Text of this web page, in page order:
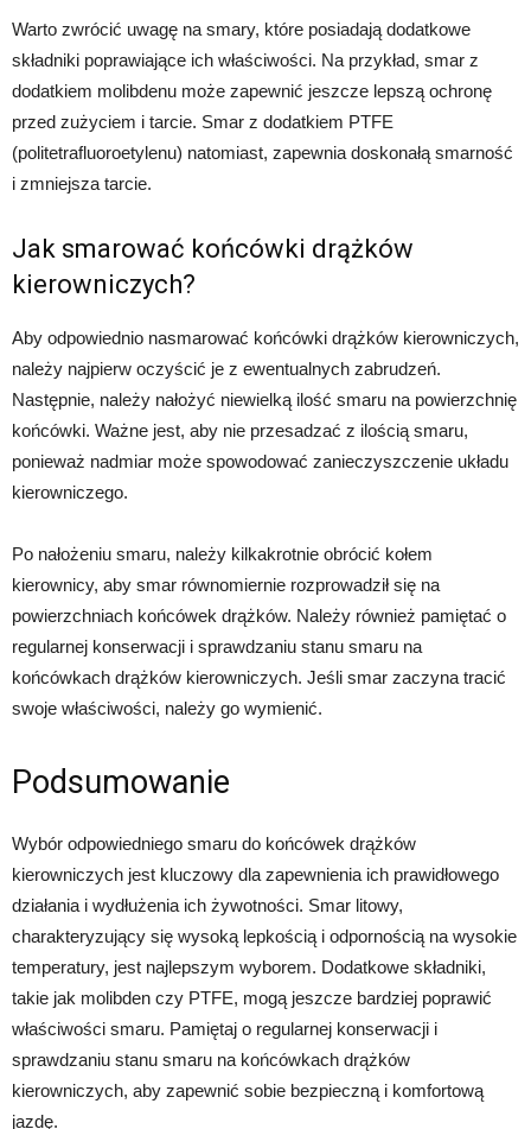
Warto zwrócić uwagę na smary, które posiadają dodatkowe
składniki poprawiające ich właściwości. Na przykład, smar z
dodatkiem molibdenu może zapewnić jeszcze lepszą ochronę
przed zużyciem i tarcie. Smar z dodatkiem PTFE
(politetrafluoroetylenu) natomiast, zapewnia doskonałą smarność
i zmniejsza tarcie.
Jak smarować końcówki drążków
kierowniczych?
Aby odpowiednio nasmarować końcówki drążków kierowniczych,
należy najpierw oczyścić je z ewentualnych zabrudzeń.
Następnie, należy nałożyć niewielką ilość smaru na powierzchnię
końcówki. Ważne jest, aby nie przesadzać z ilością smaru,
ponieważ nadmiar może spowodować zanieczyszczenie układu
kierowniczego.
Po nałożeniu smaru, należy kilkakrotnie obrócić kołem
kierownicy, aby smar równomiernie rozprowadził się na
powierzchniach końcówek drążków. Należy również pamiętać o
regularnej konserwacji i sprawdzaniu stanu smaru na
końcówkach drążków kierowniczych. Jeśli smar zaczyna tracić
swoje właściwości, należy go wymienić.
Podsumowanie
Wybór odpowiedniego smaru do końcówek drążków
kierowniczych jest kluczowy dla zapewnienia ich prawidłowego
działania i wydłużenia ich żywotności. Smar litowy,
charakteryzujący się wysoką lepkością i odpornością na wysokie
temperatury, jest najlepszym wyborem. Dodatkowe składniki,
takie jak molibden czy PTFE, mogą jeszcze bardziej poprawić
właściwości smaru. Pamiętaj o regularnej konserwacji i
sprawdzaniu stanu smaru na końcówkach drążków
kierowniczych, aby zapewnić sobie bezpieczną i komfortową
jazdę.